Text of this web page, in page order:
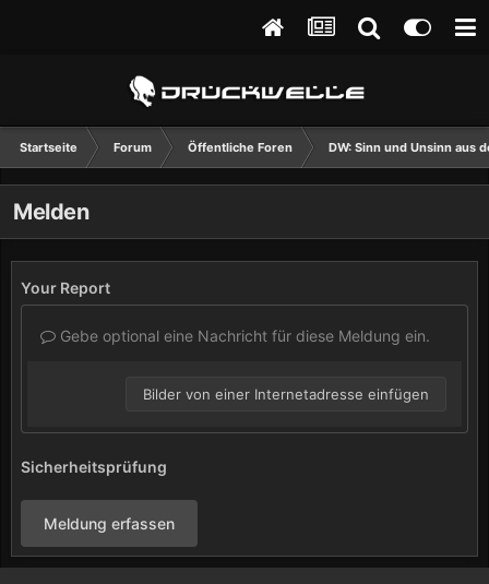
Startseite Forum Öffentliche Foren DW: Sinn und Unsinn aus
Melden
Your Report
Gebe optional eine Nachricht für diese Meldung ein.
Bilder von einer Internetadresse einfügen
Sicherheitsprüfung
Meldung erfassen